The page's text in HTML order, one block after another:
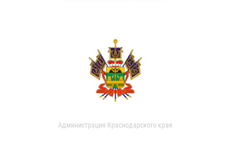
Администрация Краснодарского края